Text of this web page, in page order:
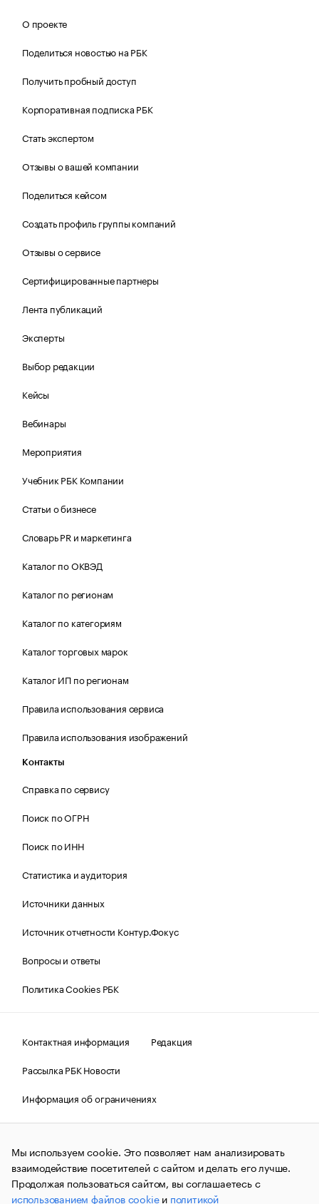
О проекте
Поделиться новостью на РБК
Получить пробный доступ
Корпоративная подписка РБК
Стать экспертом
Отзывы о вашей компании
Поделиться кейсом
Создать профиль группы компаний
Отзывы о сервисе
Сертифицированные партнеры
Лента публикаций
Эксперты
Выбор редакции
Кейсы
Вебинары
Мероприятия
Учебник РБК Компании
Статьи о бизнесе
Словарь PR и маркетинга
Каталог по ОКВЭД
Каталог по регионам
Каталог по категориям
Каталог торговых марок
Каталог ИП по регионам
Правила использования сервиса
Правила использования изображений
Контакты
Справка по сервису
Поиск по ОГРН
Поиск по ИНН
Статистика и аудитория
Источники данных
Источник отчетности Контур.Фокус
Вопросы и ответы
Политика Cookies РБК
Контактная информация
Редакция
Рассылка РБК Новости
Информация об ограничениях
Правовая информация
О соблюдении авторских прав
© АО «РОСБИЗНЕСКОНСАЛТИНГ»,1995–2026.Сообщения
и материалы информационного агентства «РБК»
(зарегистрировано Федеральной службой по надзору в сфере
связи, информационных технологий и массовых
коммуникаций (Роскомнадзор) 09.12.2015 за номером ИА
Мы используем cookie. Это позволяет нам анализировать
взаимодействие посетителей с сайтом и делать его лучше.
Продолжая пользоваться сайтом, вы соглашаетесь с
использованием файлов cookieи политикой